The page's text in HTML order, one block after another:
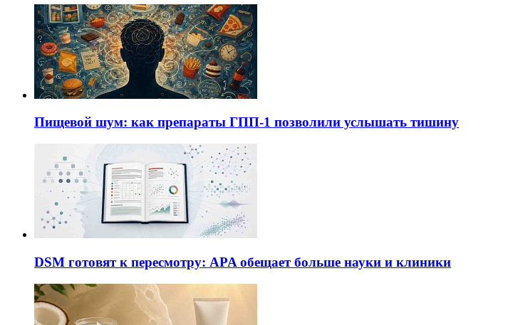
Пищевой шум: как препараты ГПП-1 позволили услышать тишину
DSM готовят к пересмотру: APA обещает больше науки и клиники